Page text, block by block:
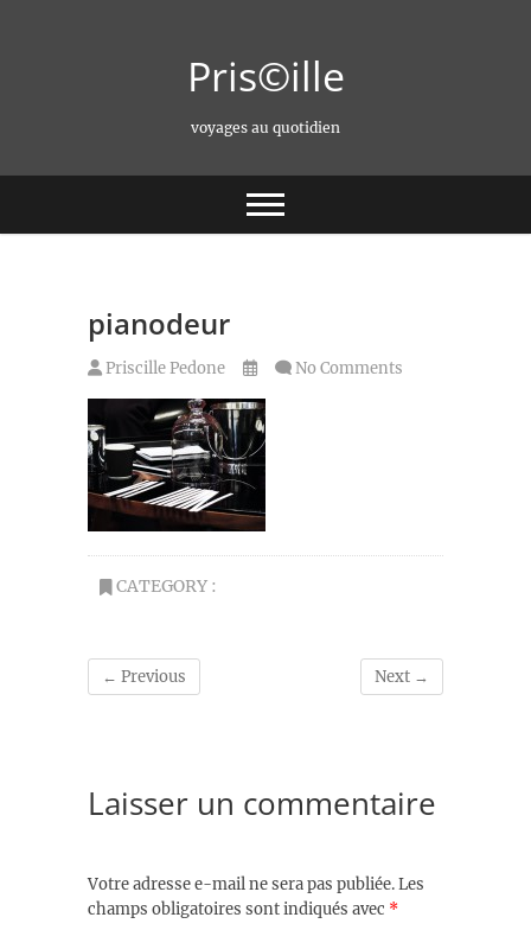
Pris©ille
voyages au quotidien
pianodeur
Priscille Pedone No Comments
CATEGORY :
← Previous Next →
Laisser un commentaire
Votre adresse e-mail ne sera pas publiée.Les
champs obligatoires sont indiqués avec *